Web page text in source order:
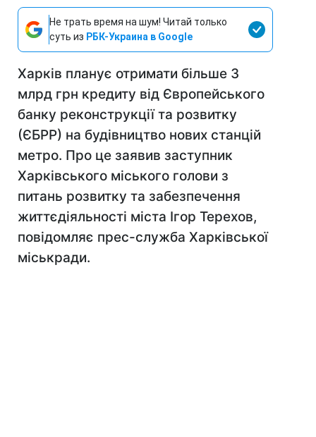
Не трать время на шум! Читай только
суть из РБК-Украина в Google
Харків планує отримати більше 3
млрд грн кредиту від Європейського
банку реконструкції та розвитку
(ЄБРР) на будівництво нових станцій
метро. Про це заявив заступник
Харківського міського голови з
питань розвитку та забезпечення
життєдіяльності міста Ігор Терехов,
повідомляє прес-служба Харківської
міськради.